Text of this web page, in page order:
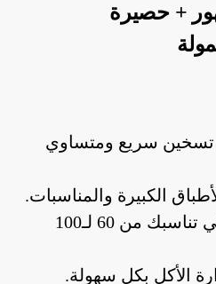
6 شهور + حصيرة
تسخين سريع ومتساوي
الكبيرة والمناسبات.
– اختر درجة الحرارة اللي تناسبك من 60 لـ100
الأكل بكل سهولة.